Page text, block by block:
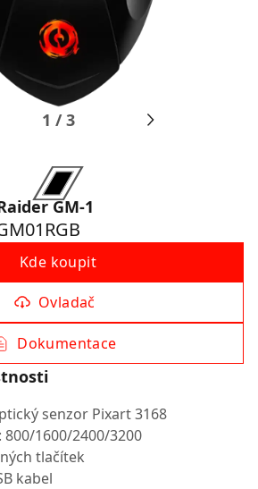
1 /3
GM-1
Kde koupit
Ovladač
Dokumentace
senzor Pixart 3168
800/1600/2400/3200
tlačítek
kabel